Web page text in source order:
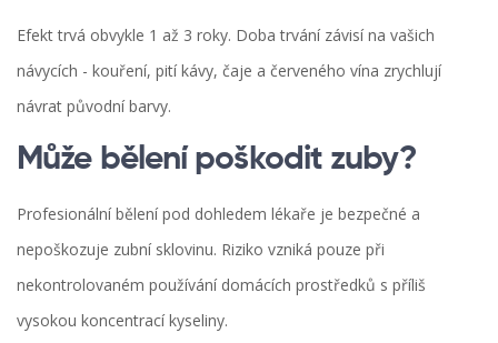
Efekt trvá obvykle 1 až 3 roky. Doba trvání závisí na vašich
návycích - kouření, pití kávy, čaje a červeného vína zrychlují
návrat původní barvy.
Může bělení poškodit zuby?
Profesionální bělení pod dohledem lékaře je bezpečné a
nepoškozuje zubní sklovinu. Riziko vzniká pouze při
nekontrolovaném používání domácích prostředků s příliš
vysokou koncentrací kyseliny.